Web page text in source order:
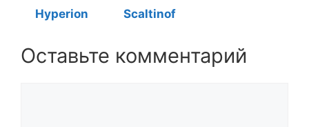
Hyperion Scaltinof
Оставьте комментарий